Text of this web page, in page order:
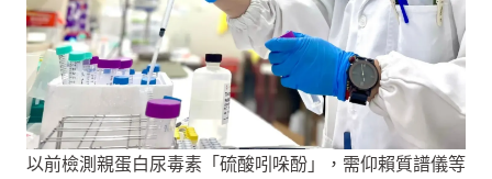
以前檢測親蛋白尿毒素「硫酸吲哚酚」，需仰賴質譜儀等